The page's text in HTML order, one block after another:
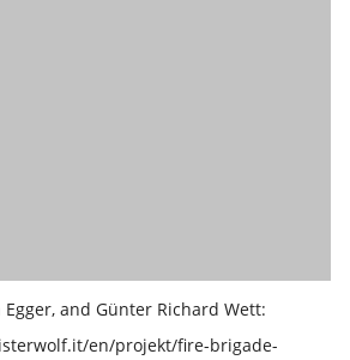
and Günter Richard Wett:
en/projekt/fire-brigade-